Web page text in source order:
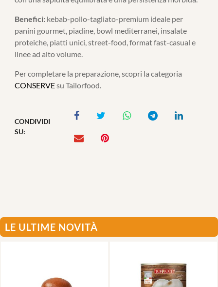
Benefici: kebab-pollo-tagliato-premium ideale per
panini gourmet, piadine, bowl mediterranei, insalate
proteiche, piatti unici, street-food, format fast-casual e
linee ad alto volume.
Per completare la preparazione, scopri la categoria
CONSERVEsu Tailorfood.
CONDIVIDI
SU:
LE ULTIME NOVITÀ